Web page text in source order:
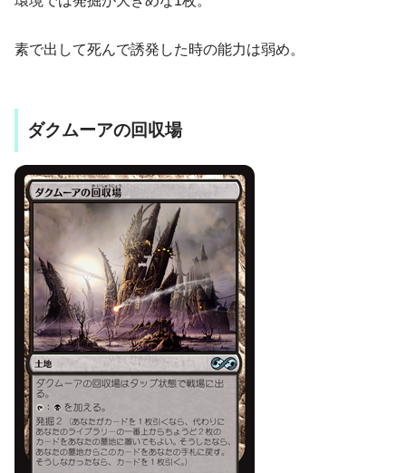
素で出して死んで誘発した時の能力は弱め。
ダクムーアの回収場